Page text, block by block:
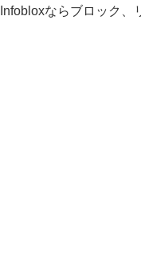
Infobloxならブロック